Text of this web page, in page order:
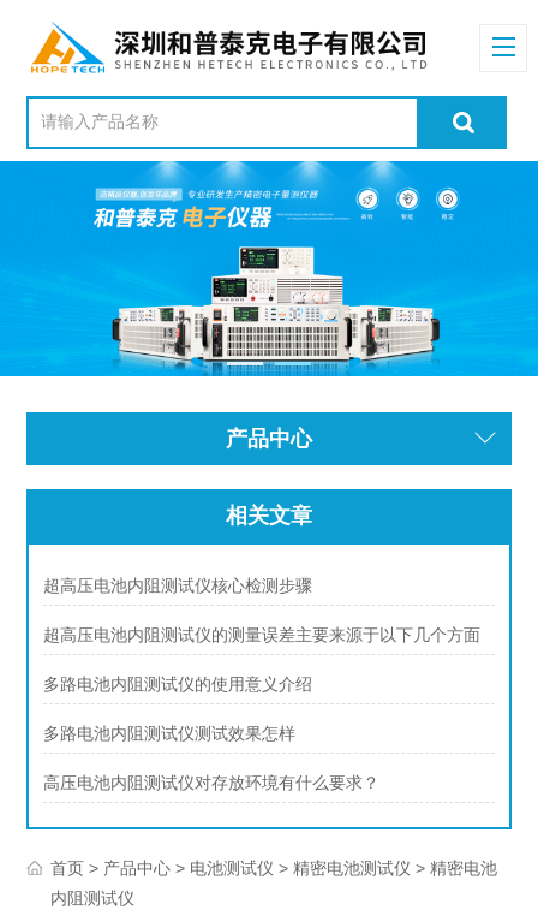
产品中心
相关文章
超高压电池内阻测试仪核心检测步骤
超高压电池内阻测试仪的测量误差主要来源于以下几个方面
多路电池内阻测试仪的使用意义介绍
多路电池内阻测试仪测试效果怎样
高压电池内阻测试仪对存放环境有什么要求？
首页 > 产品中心 > 电池测试仪 >精密电池测试仪 > 精密电池
内阻测试仪